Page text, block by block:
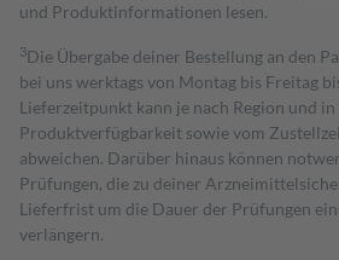
und Produktinformationen lesen.
3Die Übergabe deiner Bestellung an den
bei uns werktags von Montag bis Freitag
Lieferzeitpunkt kann je nach Region und
Produktverfügbarkeit sowie vom
abweichen. Darüber hinaus können
Prüfungen, die zu deiner
Lieferfrist um die Dauer der Prüfungen
verlängern.